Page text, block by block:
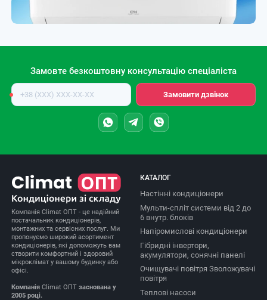
Замовте безкоштовну консультацію спеціаліста
Номер
телефону
Замовити дзвінок
Компанія Climat ОПТ - це надійний
постачальник кондиціонерів,
монтажних та сервісних послуг. Ми
пропонуємо широкий асортимент
кондиціонерів, які допоможуть вам
створити комфортний і здоровий
мікроклімат у вашому будинку або
офісі.
Компанія Climat ОПТзаснована у
2005 році.
КАТАЛОГ
Настінні кондиціонери
Мульти-спліт системи від 2 до
6 внутр. блоків
Напіромислові кондиціонери
Гібридні інвертори,
акумулятори, сонячні панелі
Очищувачі повітря Зволожувачі
повітря
Теплові насоси